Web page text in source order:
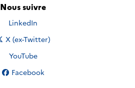
Nous suivre
Nous suivre sur
LinkedIn
Nous suivre sur
X (ex-Twitter)
Nous suivre sur
YouTube
Nous suivre sur
Facebook